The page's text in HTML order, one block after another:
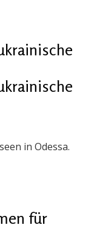
in Odessa.
für